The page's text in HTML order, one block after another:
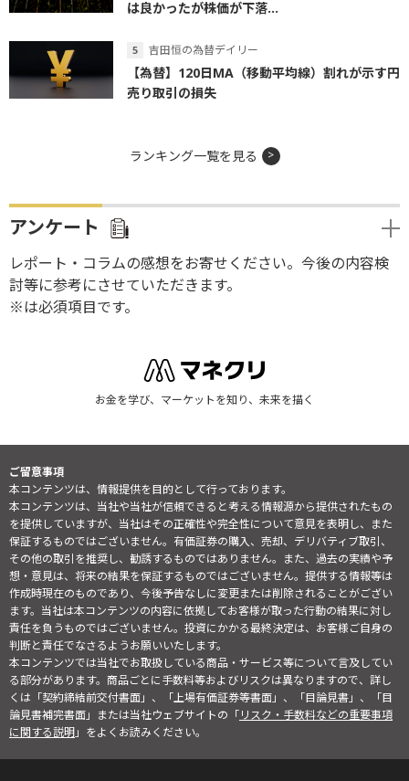
は良かったが株価が下落...
吉田恒の為替デイリー
【為替】120日MA（移動平均線）割れが示す円
売り取引の損失
ランキング一覧を見る
アンケート
レポート・コラムの感想をお寄せください。今後の内容検
討等に参考にさせていただきます。
※は必須項目です。
お金を学び、マーケットを知り、未来を描く
ご留意事項
本コンテンツは、情報提供を目的として行っております。
本コンテンツは、当社や当社が信頼できると考える情報源から提供されたもの
を提供していますが、当社はその正確性や完全性について意見を表明し、また
保証するものではございません。有価証券の購入、売却、デリバティブ取引、
その他の取引を推奨し、勧誘するものではありません。また、過去の実績や予
想・意見は、将来の結果を保証するものではございません。提供する情報等は
作成時現在のものであり、今後予告なしに変更または削除されることがござい
ます。当社は本コンテンツの内容に依拠してお客様が取った行動の結果に対し
責任を負うものではございません。投資にかかる最終決定は、お客様ご自身の
判断と責任でなさるようお願いいたします。
本コンテンツでは当社でお取扱している商品・サービス等について言及してい
る部分があります。商品ごとに手数料等およびリスクは異なりますので、詳し
くは「契約締結前交付書面」、「上場有価証券等書面」、「目論見書」、「目
論見書補完書面」または当社ウェブサイトの「リスク・手数料などの重要事項
に関する説明」をよくお読みください。